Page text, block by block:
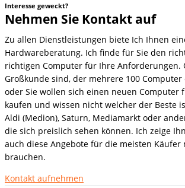
Interesse geweckt?
Nehmen Sie Kontakt auf
Zu allen Dienstleistungen biete Ich Ihnen
Hardwareberatung. Ich finde für Sie den
richtigen Computer für Ihre Anforderungen.
Großkunde sind, der mehrere 100
oder Sie wollen sich einen neuen Computer
kaufen und wissen nicht welcher der Beste
Aldi (Medion), Saturn, Mediamarkt oder
die sich preislich sehen können. Ich zeige
auch diese Angebote für die meisten Käufer
brauchen.
Kontakt aufnehmen